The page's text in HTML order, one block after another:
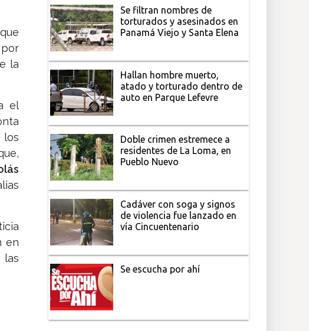
la
el
los
en
las
Se filtran nombres de
torturados y asesinados en
Panamá Viejo y Santa Elena
Hallan hombre muerto,
atado y torturado dentro de
auto en Parque Lefevre
Doble crimen estremece a
residentes de La Loma, en
Pueblo Nuevo
Cadáver con soga y signos
de violencia fue lanzado en
vía Cincuentenario
Se escucha por ahí